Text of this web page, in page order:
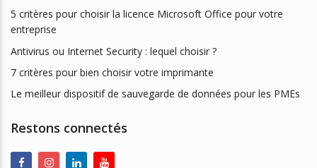
5 critères pour choisir la licence Microsoft Office pour votre
entreprise
Antivirus ou Internet Security : lequel choisir ?
7 critères pour bien choisir votre imprimante
Le meilleur dispositif de sauvegarde de données pour les PMEs
Restons connectés